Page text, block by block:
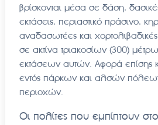
βρίσκονται μέσα σε δάση,
εκτάσεις, περιαστικό πράσινο,
αναδασωτέες και
σε ακτίνα τριακοσίων (300)
εκτάσεων αυτών. Αφορά επίσης
εντός πάρκων και αλσών πόλεων
περιοχών.
Οι πολίτες που εμπίπτουν